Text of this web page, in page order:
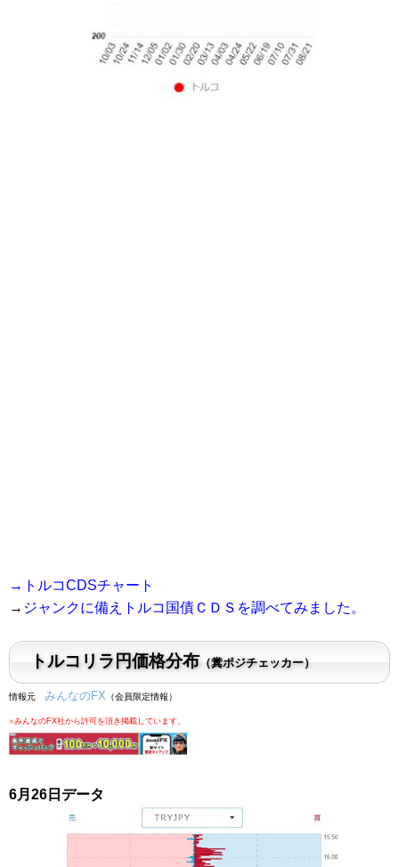
→ トルコCDSチャート
→ ジャンクに備えトルコ国債ＣＤＳを調べてみました。
トルコリラ円価格分布 （糞ポジチェッカー）
情報元 みんなのFX （会員限定情報）
※みんなのFX社から許可を頂き掲載しています。
6月26 日 データ